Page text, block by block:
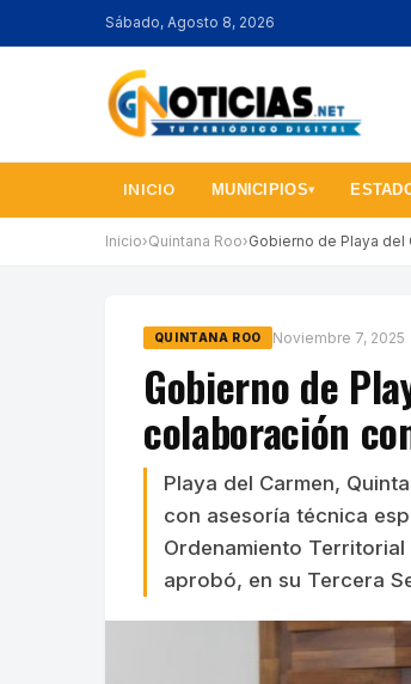
Sábado, Agosto 8, 2026
INICIO MUNICIPIOS▾
Inicio›Quintana Roo›Gobierno de Playa
QUINTANA ROO Noviembre 7, 2025
Gobierno de
colaboración
Playa del Carmen,
con asesoría técnica
Ordenamiento
aprobó, en su Tercera